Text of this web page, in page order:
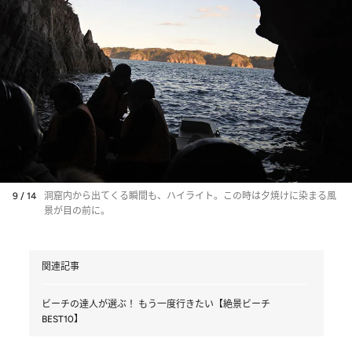
9 / 14
洞窟内から出てくる瞬間も、ハイライト。この時は夕焼けに染まる風
景が目の前に。
関連記事
ビーチの達人が選ぶ！ もう一度行きたい【絶景ビーチ
BEST10】